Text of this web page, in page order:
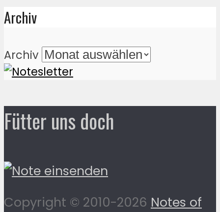
Archiv
Archiv
Fütter uns doch
Copyright © 2010-2026 Notes of